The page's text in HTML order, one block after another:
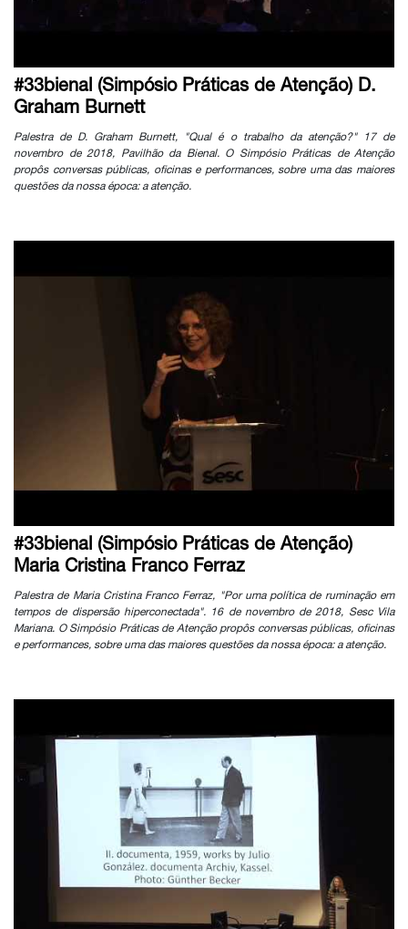
#33bienal (Simpósio Práticas de Atenção) D.
Graham Burnett
Palestra de D. Graham Burnett, "Qual é o trabalho da atenção?" 17 de
novembro de 2018, Pavilhão da Bienal. O Simpósio Práticas de Atenção
propôs conversas públicas, oficinas e performances, sobre uma das maiores
questões da nossa época: a atenção.
#33bienal (Simpósio Práticas de Atenção)
Maria Cristina Franco Ferraz
Palestra de Maria Cristina Franco Ferraz, "Por uma política de ruminação em
tempos de dispersão hiperconectada". 16 de novembro de 2018, Sesc Vila
Mariana. O Simpósio Práticas de Atenção propôs conversas públicas, oficinas
e performances, sobre uma das maiores questões da nossa época: a atenção.